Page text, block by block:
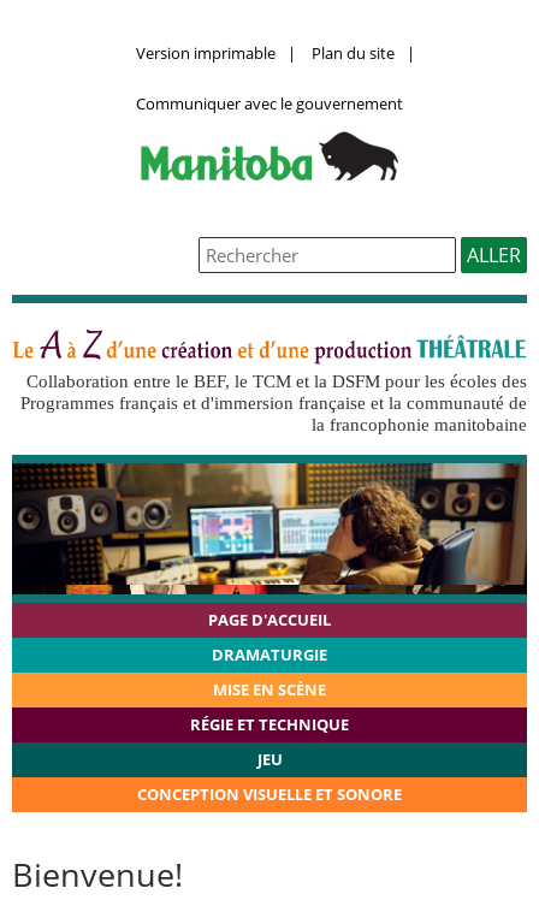
Version imprimable | Plan du site |
Communiquer avec le gouvernement
Collaboration entre le BEF, le TCM et la DSFM pour les écoles des
Programmes français et d'immersion française et la communauté de
la francophonie manitobaine
PAGE D'ACCUEIL
DRAMATURGIE
MISE EN SCÈNE
RÉGIE ET TECHNIQUE
JEU
CONCEPTION VISUELLE ET SONORE
Bienvenue!